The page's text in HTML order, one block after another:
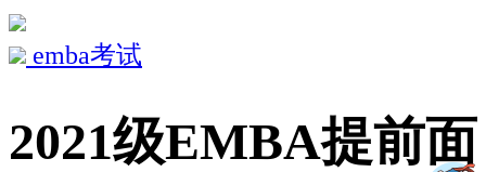
emba考试
2021级EMBA提前面